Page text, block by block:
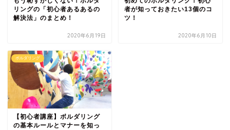
リングの「初心者あるあるの
解決法」のまとめ！
2020年6月19日
者が知っておきたい13個のコ
ツ！
2020年6月10日
ボルダリング
【初心者講座】ボルダリング
の基本ルールとマナーを知っ